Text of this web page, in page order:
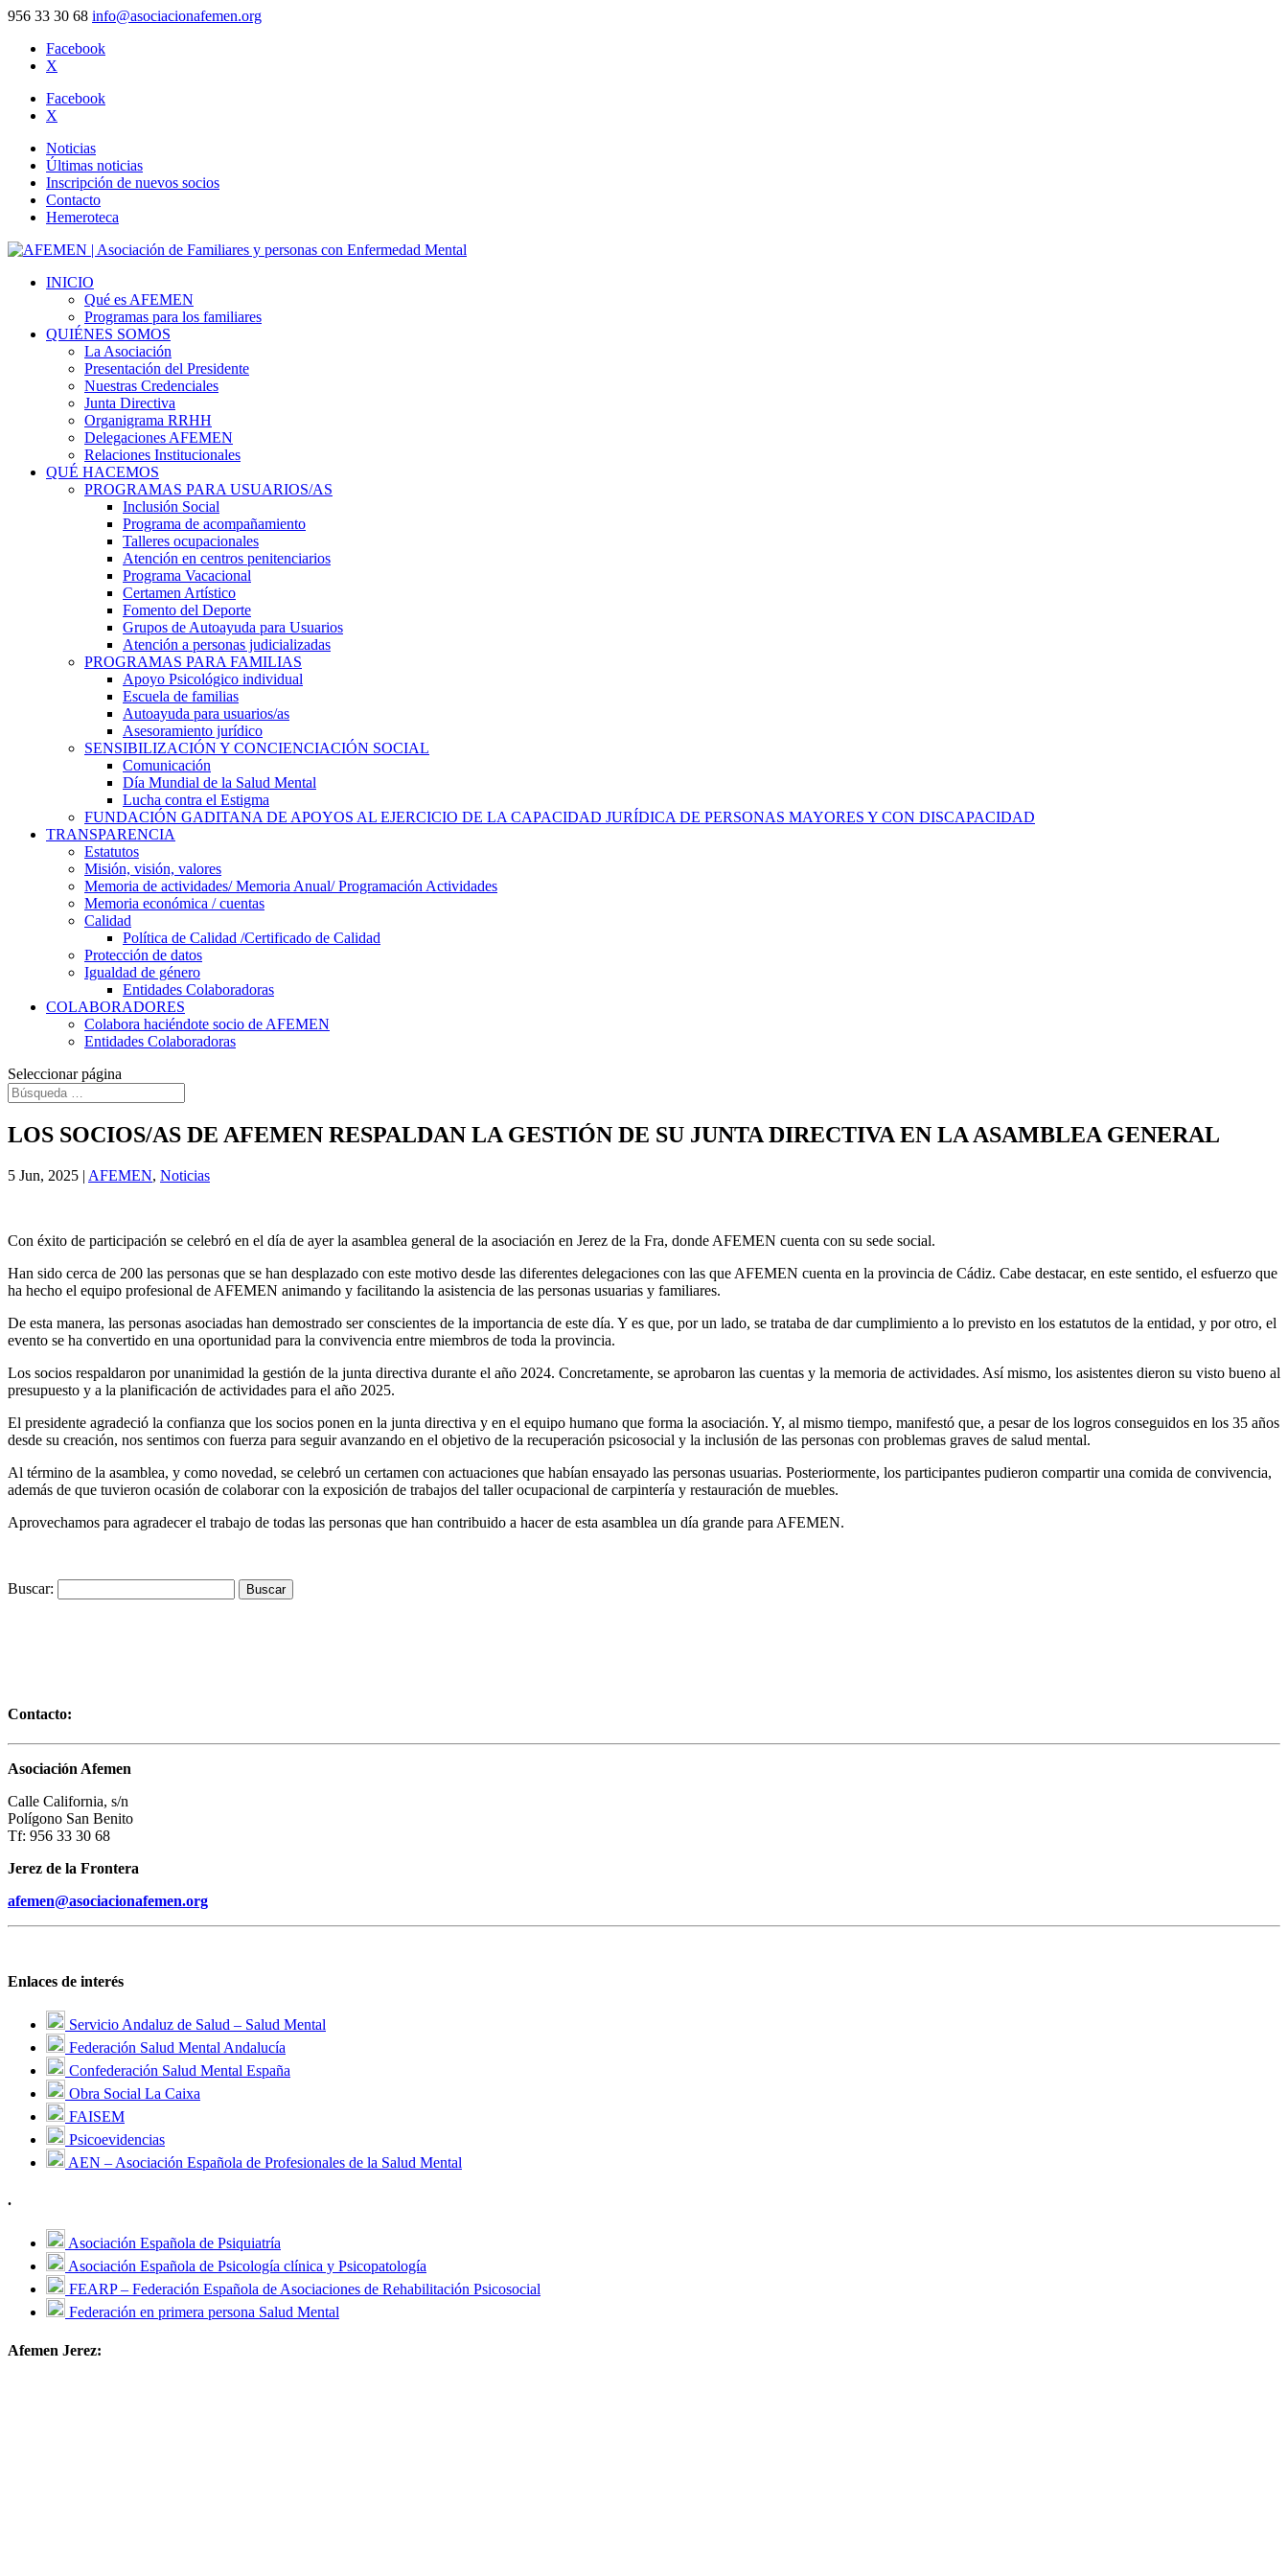
956 33 30 68 info@asociacionafemen.org
Facebook
X
Facebook
X
Noticias
Últimas noticias
Inscripción de nuevos socios
Contacto
Hemeroteca
INICIO
Qué es AFEMEN
Programas para los familiares
QUIÉNES SOMOS
La Asociación
Presentación del Presidente
Nuestras Credenciales
Junta Directiva
Organigrama RRHH
Delegaciones AFEMEN
Relaciones Institucionales
QUÉ HACEMOS
PROGRAMAS PARA USUARIOS/AS
Inclusión Social
Programa de acompañamiento
Talleres ocupacionales
Atención en centros penitenciarios
Programa Vacacional
Certamen Artístico
Fomento del Deporte
Grupos de Autoayuda para Usuarios
Atención a personas judicializadas
PROGRAMAS PARA FAMILIAS
Apoyo Psicológico individual
Escuela de familias
Autoayuda para usuarios/as
Asesoramiento jurídico
SENSIBILIZACIÓN Y CONCIENCIACIÓN SOCIAL
Comunicación
Día Mundial de la Salud Mental
Lucha contra el Estigma
FUNDACIÓN GADITANA DE APOYOS AL EJERCICIO DE LA CAPACIDAD JURÍDICA DE PERSONAS MAYORES Y CON DISCAPACIDAD
TRANSPARENCIA
Estatutos
Misión, visión, valores
Memoria de actividades/ Memoria Anual/ Programación Actividades
Memoria económica / cuentas
Calidad
Política de Calidad /Certificado de Calidad
Protección de datos
Igualdad de género
Entidades Colaboradoras
COLABORADORES
Colabora haciéndote socio de AFEMEN
Entidades Colaboradoras
Seleccionar página
LOS SOCIOS/AS DE AFEMEN RESPALDAN LA GESTIÓN DE SU JUNTA DIRECTIVA EN LA ASAMBLEA GENERAL
5 Jun, 2025 | AFEMEN, Noticias
Con éxito de participación se celebró en el día de ayer la asamblea general de la asociación en Jerez de la Fra, donde AFEMEN cuenta con su sede social.
Han sido cerca de 200 las personas que se han desplazado con este motivo desde las diferentes delegaciones con las que AFEMEN cuenta en la provincia de Cádiz. Cabe destacar, en este sentido, el esfuerzo que
ha hecho el equipo profesional de AFEMEN animando y facilitando la asistencia de las personas usuarias y familiares.
De esta manera, las personas asociadas han demostrado ser conscientes de la importancia de este día. Y es que, por un lado, se trataba de dar cumplimiento a lo previsto en los estatutos de la entidad, y por otro, el
evento se ha convertido en una oportunidad para la convivencia entre miembros de toda la provincia.
Los socios respaldaron por unanimidad la gestión de la junta directiva durante el año 2024. Concretamente, se aprobaron las cuentas y la memoria de actividades. Así mismo, los asistentes dieron su visto bueno al
presupuesto y a la planificación de actividades para el año 2025.
El presidente agradeció la confianza que los socios ponen en la junta directiva y en el equipo humano que forma la asociación. Y, al mismo tiempo, manifestó que, a pesar de los logros conseguidos en los 35 años
desde su creación, nos sentimos con fuerza para seguir avanzando en el objetivo de la recuperación psicosocial y la inclusión de las personas con problemas graves de salud mental.
Al término de la asamblea, y como novedad, se celebró un certamen con actuaciones que habían ensayado las personas usuarias. Posteriormente, los participantes pudieron compartir una comida de convivencia,
además de que tuvieron ocasión de colaborar con la exposición de trabajos del taller ocupacional de carpintería y restauración de muebles.
Aprovechamos para agradecer el trabajo de todas las personas que han contribuido a hacer de esta asamblea un día grande para AFEMEN.
Buscar:
Contacto:
Asociación Afemen
Calle California, s/n
Polígono San Benito
Tf: 956 33 30 68
Jerez de la Frontera
afemen@asociacionafemen.org
Enlaces de interés
Servicio Andaluz de Salud – Salud Mental
Federación Salud Mental Andalucía
Confederación Salud Mental España
Obra Social La Caixa
FAISEM
Psicoevidencias
AEN – Asociación Española de Profesionales de la Salud Mental
.
Asociación Española de Psiquiatría
Asociación Española de Psicología clínica y Psicopatología
FEARP – Federación Española de Asociaciones de Rehabilitación Psicosocial
Federación en primera persona Salud Mental
Afemen Jerez: